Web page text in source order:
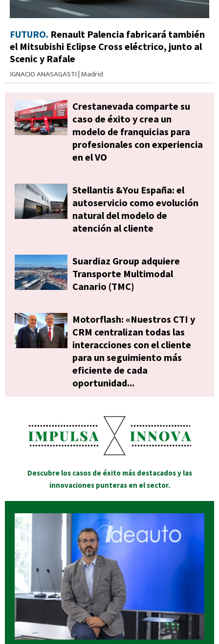
FUTURO. Renault Palencia fabricará también
el Mitsubishi Eclipse Cross eléctrico, junto al
Scenic y Rafale
IGNACIO ANASAGASTI|Madrid
Crestanevada comparte su
caso de éxito y crea un
modelo de franquicias para
profesionales con experiencia
en el VO
Stellantis &You España: el
autoservicio como evolución
natural del modelo de
atención al cliente
Suardiaz Group adquiere
Transporte Multimodal
Canario (TMC)
Motorflash: «Nuestros CTI y
CRM centralizan todas las
interacciones con el cliente
para un seguimiento más
eficiente de cada
oportunidad...
Descubre los casos de éxito más destacados y las
innovaciones punteras en el sector.